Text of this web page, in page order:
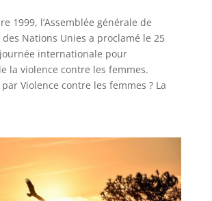
1999, l’Assemblée générale de
des Nations Unies a proclamé le 25
internationale pour
la violence contre les femmes.
par Violence contre les femmes ? La